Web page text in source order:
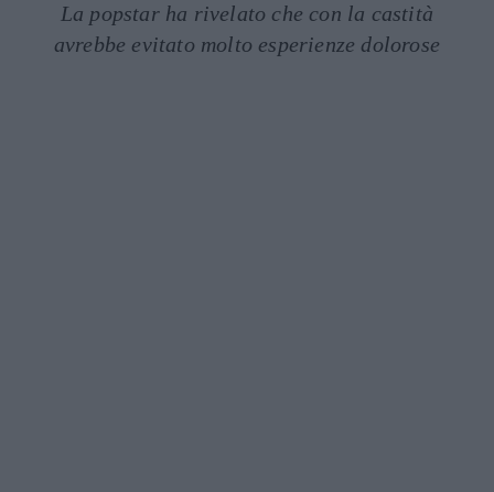
La popstar ha rivelato che con la castità
avrebbe evitato molto esperienze dolorose